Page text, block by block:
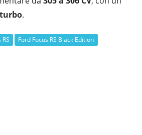
.
Ford Focus RS Black Edition